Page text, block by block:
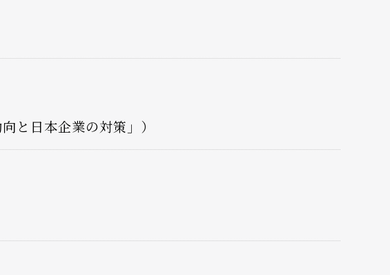
と日本企業の対策」）